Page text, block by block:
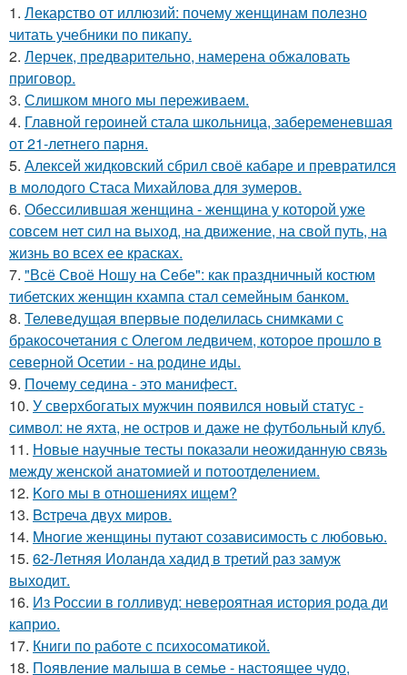
1. Лекарство от иллюзий: почему женщинам полезно
читать учебники по пикапу.
2. Лерчек, предварительно, намерена обжаловать
приговор.
3. Слишком много мы пеpеживаем.
4. Главной героиней стала школьница, забеременевшая
от 21-летнего парня.
5. Алексей жидковский сбрил своё кабаре и превратился
в молодого Стаса Михайлова для зумеров.
6. Обессилившая женщина - женщина у которой уже
совсем нет сил на выход, на движение, на свой путь, на
жизнь во всех ее красках.
7. "Всё Своё Ношу на Себе": как праздничный костюм
тибетских женщин кхампа стал семейным банком.
8. Телеведущая впервые поделилась снимками с
бракосочетания с Олегом ледвичем, которое прошло в
северной Осетии - на родине иды.
9. Почему седина - это манифест.
10. У сверхбогатых мужчин появился новый статус -
символ: не яхта, не остров и даже не футбольный клуб.
11. Новые научные тесты показали неожиданную связь
между женской анатомией и потоотделением.
12. Koго мы в отношениях ищем?
13. Bcтреча двух миров.
14. Mнoгие женщины путают созависимость с любовью.
15. 62-Летняя Иоланда хадид в третий раз замуж
выходит.
16. Из России в голливуд: невероятная история рода ди
каприо.
17. Книги по работе с психосоматикой.
18. Пoявлениe мaлыша в семье - настоящее чудо,